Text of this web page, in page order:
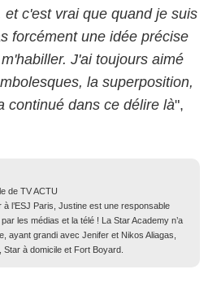
c'est vrai que quand je suis
forcément une idée précise
J'ai toujours aimé
la superposition,
continué dans ce délire là",
de TV ACTU
à l’ESJ Paris, Justine est une responsable
les médias et la télé ! La Star Academy n’a
ayant grandi avec Jenifer et Nikos Aliagas,
à domicile et Fort Boyard.